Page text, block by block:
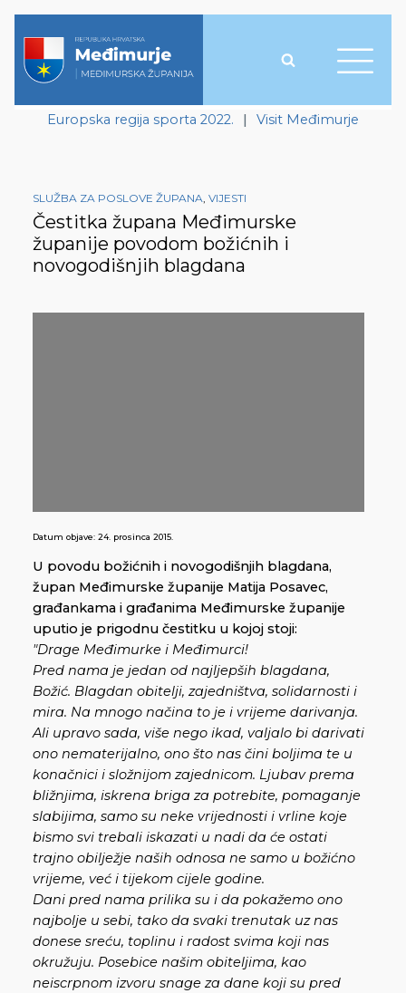
Europska regija sporta 2022. | Visit Međimurje
SLUŽBA ZA POSLOVE ŽUPANA, VIJESTI
Čestitka župana Međimurske
županije povodom božićnih i
novogodišnjih blagdana
Datum objave: 24. prosinca 2015.
U povodu božićnih i novogodišnjih blagdana,
župan Međimurske županije Matija Posavec,
građankama i građanima Međimurske županije
uputio je prigodnu čestitku u kojoj stoji:
"Drage Međimurke i Međimurci!
Pred nama je jedan od najljepših blagdana,
Božić. Blagdan obitelji, zajedništva, solidarnosti i
mira. Na mnogo načina to je i vrijeme darivanja.
Ali upravo sada, više nego ikad, valjalo bi darivati
ono nematerijalno, ono što nas čini boljima te u
konačnici i složnijom zajednicom. Ljubav prema
bližnjima, iskrena briga za potrebite, pomaganje
slabijima, samo su neke vrijednosti i vrline koje
bismo svi trebali iskazati u nadi da će ostati
trajno obilježje naših odnosa ne samo u božićno
vrijeme, već i tijekom cijele godine.
Dani pred nama prilika su i da pokažemo ono
najbolje u sebi, tako da svaki trenutak uz nas
donese sreću, toplinu i radost svima koji nas
okružuju. Posebice našim obiteljima, kao
neiscrpnom izvoru snage za dane koji su pred